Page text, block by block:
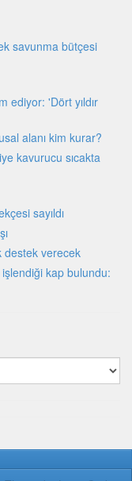
savunma bütçesi
ediyor: 'Dört yıldır
alanı kim kurar?
kavurucu sıcakta
sayıldı
destek verecek
kap bulundu: